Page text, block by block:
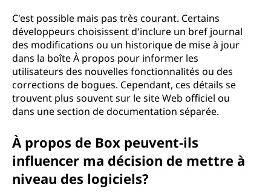
C'est possible mais pas très courant. Certains
développeurs choisissent d'inclure un bref journal
des modifications ou un historique de mise à jour
dans la boîte À propos pour informer les
utilisateurs des nouvelles fonctionnalités ou des
corrections de bogues. Cependant, ces détails se
trouvent plus souvent sur le site Web officiel ou
dans une section de documentation séparée.
À propos de Box peuvent-ils
influencer ma décision de mettre à
niveau des logiciels?